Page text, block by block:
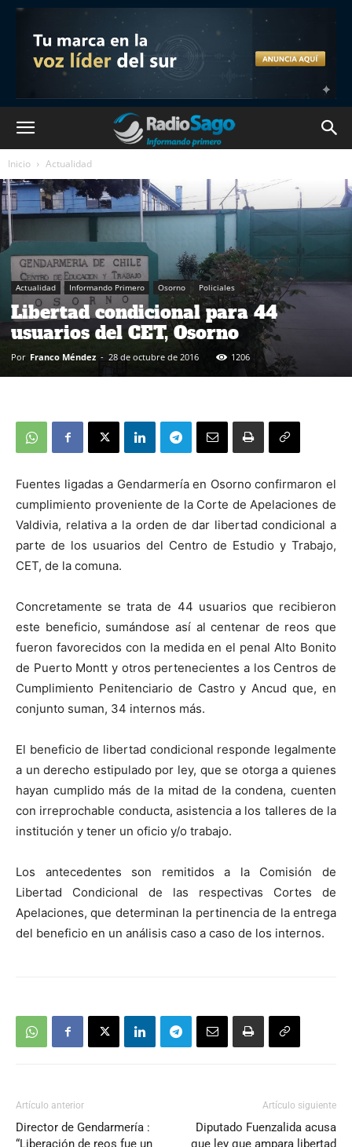
Inicio Actualidad
Actualidad Informando Primero Osorno Policiales
Libertad condicional para 44
usuarios del CET, Osorno
Por Franco Méndez - 28 de octubre de 2016 1206
Fuentes ligadas a Gendarmería en Osorno confirmaron el
cumplimiento proveniente de la Corte de Apelaciones de
Valdivia, relativa a la orden de dar libertad condicional a
parte de los usuarios del Centro de Estudio y Trabajo,
CET, de la comuna.
Concretamente se trata de 44 usuarios que recibieron
este beneficio, sumándose así al centenar de reos que
fueron favorecidos con la medida en el penal Alto Bonito
de Puerto Montt y otros pertenecientes a los Centros de
Cumplimiento Penitenciario de Castro y Ancud que, en
conjunto suman, 34 internos más.
El beneficio de libertad condicional responde legalmente
a un derecho estipulado por ley, que se otorga a quienes
hayan cumplido más de la mitad de la condena, cuenten
con irreprochable conducta, asistencia a los talleres de la
institución y tener un oficio y/o trabajo.
Los antecedentes son remitidos a la Comisión de
Libertad Condicional de las respectivas Cortes de
Apelaciones, que determinan la pertinencia de la entrega
del beneficio en un análisis caso a caso de los internos.
Artículo anterior
Director de Gendarmería :
“Liberación de reos fue un
Artículo siguiente
Diputado Fuenzalida acusa
que ley que ampara libertad